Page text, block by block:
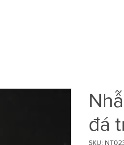
đá
SKU: